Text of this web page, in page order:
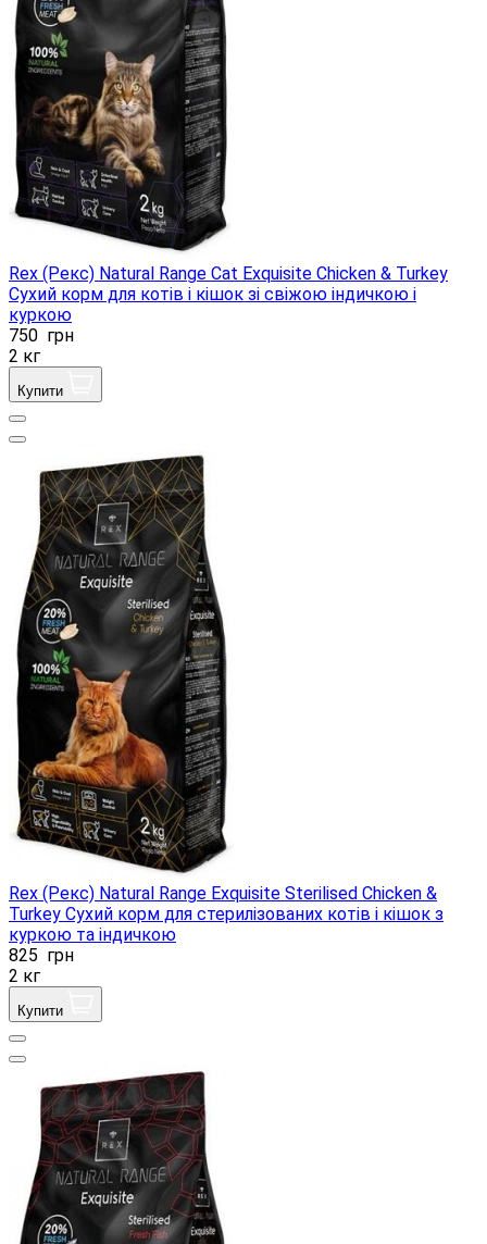
Rex (Рекс) Natural Range Cat Exquisite Chicken & Turkey
Сухий корм для котів і кішок зі свіжою індичкою і
куркою
750 грн
2 кг
Купити
Rex (Рекс) Natural Range Exquisite Sterilised Chicken &
Turkey Сухий корм для стерилізованих котів і кішок з
куркою та індичкою
825 грн
2 кг
Купити